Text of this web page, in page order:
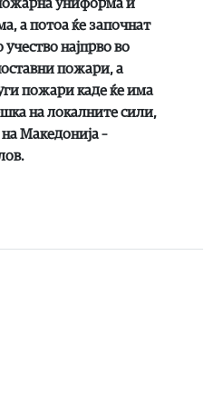
униформа и
а потоа ќе започнат
најпрво во
пожари, а
пожари каде ќе има
на локалните сили,
Македонија –